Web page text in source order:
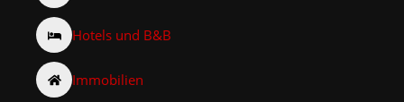
Hotels und B&B
Immobilien